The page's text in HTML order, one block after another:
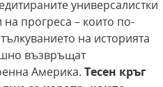
универсалистки
прогреса – които по-
на историята
възвръщат
Америка. Тесен кръг